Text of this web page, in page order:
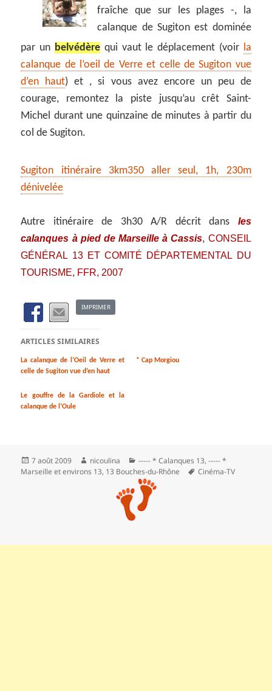
fraîche que sur les plages -, la
calanque de Sugiton est dominée
par un belvédèrequi vaut le déplacement (voir la
calanque de l’oeil de Verre et celle de Sugiton vue
d’en haut) et , si vous avez encore un peu de
courage, remontez la piste jusqu’au crêt Saint-
Michel durant une quinzaine de minutes à partir du
col de Sugiton.
Sugiton itinéraire 3km350 aller seul, 1h, 230m
dénivelée
Autre itinéraire de 3h30 A/R décrit dans les
calanques à pied de Marseille à Cassis, CONSEIL
GÉNÉRAL 13 ET COMITÉ DÉPARTEMENTAL DU
TOURISME, FFR, 2007
IMPRIMER
ARTICLES SIMILAIRES
La calanque de l’Oeil de Verre et
celle de Sugiton vue d’en haut
* Cap Morgiou
Le gouffre de la Gardiole et la
calanque de l’Oule
Publié
le
7 août 2009 Auteur
nicoulina Catégories
----- * Calanques 13,----- *
Marseille et environs 13, 13 Bouches-du-Rhône Mots-
clés
Cinéma-TV